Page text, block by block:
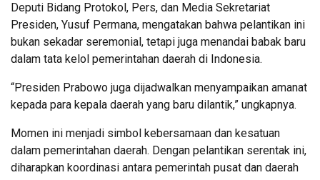
Deputi Bidang Protokol, Pers, dan Media Sekretariat
Presiden, Yusuf Permana, mengatakan bahwa pelantikan ini
bukan sekadar seremonial, tetapi juga menandai babak baru
dalam tata kelol pemerintahan daerah di Indonesia.
“Presiden Prabowo juga dijadwalkan menyampaikan amanat
kepada para kepala daerah yang baru dilantik,” ungkapnya.
Momen ini menjadi simbol kebersamaan dan kesatuan
dalam pemerintahan daerah. Dengan pelantikan serentak ini,
diharapkan koordinasi antara pemerintah pusat dan daerah